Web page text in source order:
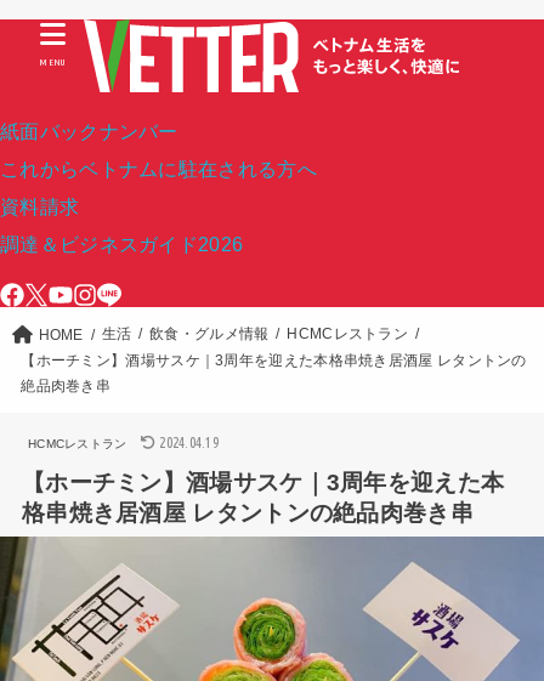
紙面バックナンバー
これからベトナムに駐在される方へ
資料請求
調達＆ビジネスガイド2026
MENU
HOME 生活 飲食・グルメ情報
HCMCレストラン
【ホーチミン】酒場サスケ｜3周年を迎えた本格串焼き居酒屋 レタントンの
絶品肉巻き串
HCMCレストラン 2024.04.19
【ホーチミン】酒場サスケ｜3周年を迎えた本
格串焼き居酒屋 レタントンの絶品肉巻き串